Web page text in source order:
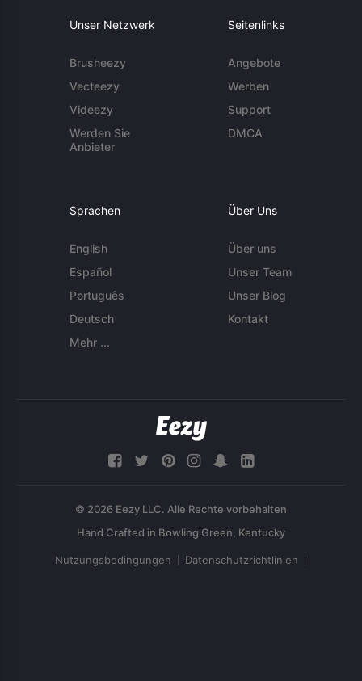
Unser Netzwerk
Brusheezy
Vecteezy
Videezy
Werden Sie
Anbieter
Seitenlinks
Angebote
Werben
Support
DMCA
Sprachen
English
Español
Português
Deutsch
Mehr ...
Über Uns
Über uns
Unser Team
Unser Blog
Kontakt
© 2026 Eezy LLC. Alle Rechte vorbehalten
Nutzungsbedingungen Datenschutzrichtlinien